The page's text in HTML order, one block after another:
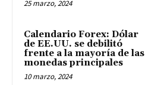
25 marzo, 2024
Calendario Forex: Dólar
de EE.UU. se debilitó
frente a la mayoría de las
monedas principales
10 marzo, 2024